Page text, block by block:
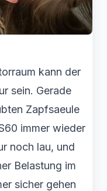
kann der
sein. Gerade
Zapfsaeule
immer wieder
noch lau, und
Belastung im
sicher gehen